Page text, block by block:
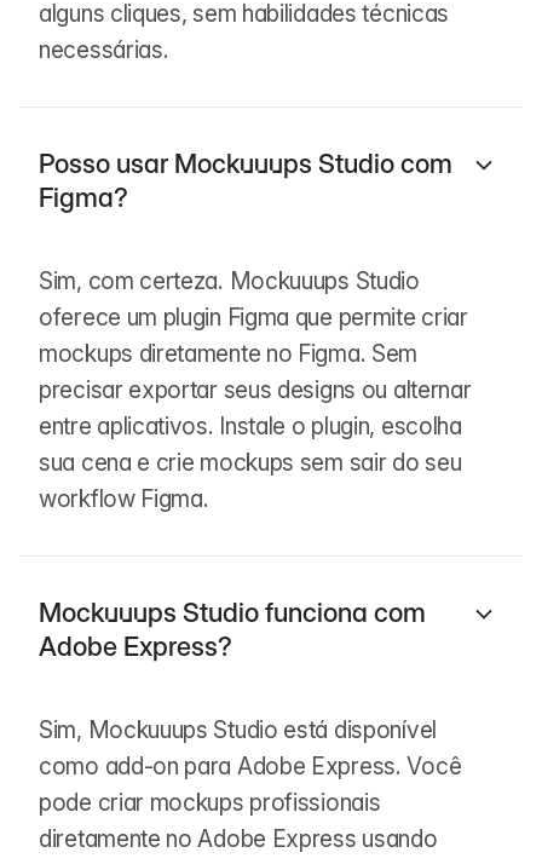
alguns cliques, sem habilidades técnicas
necessárias.
Posso usar Mockuuups Studio com
Figma?
Sim, com certeza. Mockuuups Studio
oferece um plugin Figma que permite criar
mockups diretamente no Figma. Sem
precisar exportar seus designs ou alternar
entre aplicativos. Instale o plugin, escolha
sua cena e crie mockups sem sair do seu
workflow Figma.
Mockuuups Studio funciona com
Adobe Express?
Sim, Mockuuups Studio está disponível
como add-on para Adobe Express. Você
pode criar mockups profissionais
diretamente no Adobe Express usando